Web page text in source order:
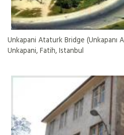
Unkapani Ataturk Bridge (Unkapanı
Unkapani, Fatih, Istanbul